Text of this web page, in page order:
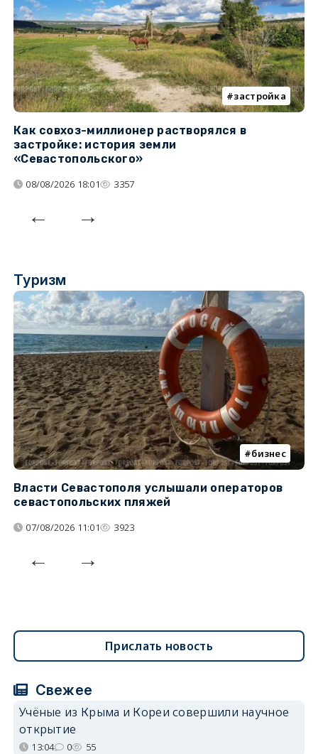
застройка
Как совхоз-миллионер растворялся в
застройке: история земли
«Севастопольского»
08/08/2026 18:01 3357
Туризм
бизнес
Власти Севастополя услышали операторов
севастопольских пляжей
07/08/2026 11:01 3923
Прислать новость
Свежее
Учёные из Крыма и Кореи совершили научное
открытие
13:04 0 55